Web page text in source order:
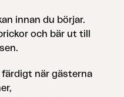
innan du börjar.
och bär ut till
när gästerna